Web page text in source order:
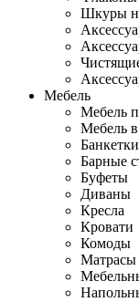
Шкуры
Мебель
Мебель
Мебель
Банкетки
Барные
Буфеты
Диваны
Кресла
Кровати
Комоды
Матрасы